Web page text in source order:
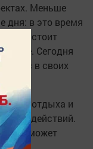
Меньше
дня: в это время
Не стоит
Сегодня
вас в своих
для отдыха и
действий.
поможет